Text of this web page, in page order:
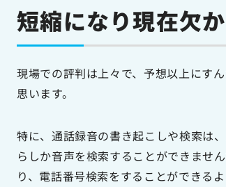
短縮になり現在欠
現場での評判は上々で、予想以上にす
思います。
特に、通話録音の書き起こしや検索は
らしか音声を検索することができま
り、電話番号検索をすることができる